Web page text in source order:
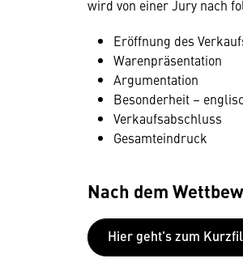
wird von einer Jury nach
Eröffnung des
Warenpräsentation
Argumentation
Besonderheit –
Verkaufsabschluss
Gesamteindruck
Nach dem
Hier geht's zum